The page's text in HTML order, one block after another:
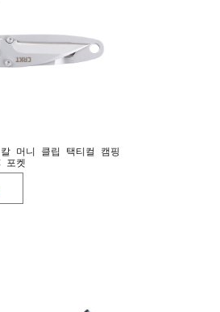
머니 클립 택티컬 캠핑
포켓